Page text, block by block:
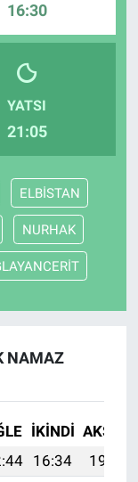
16:30
YATSI
21:05
ELBİSTAN
NURHAK
NAMAZ
İKINDI AKŞAM
16:34
19:54